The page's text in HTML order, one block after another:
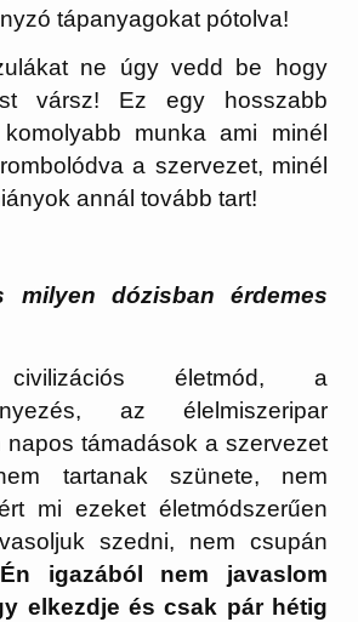
tápanyagokat pótolva!
ne úgy vedd be hogy
vársz! Ez egy hosszabb
munka ami minél
a szervezet, minél
annál tovább tart!
milyen dózisban érdemes
életmód, a
az élelmiszeripar
napos támadások a szervezet
tartanak szünete, nem
mi ezeket életmódszerűen
szedni, nem csupán
Én igazából nem javaslom
elkezdje és csak pár hétig